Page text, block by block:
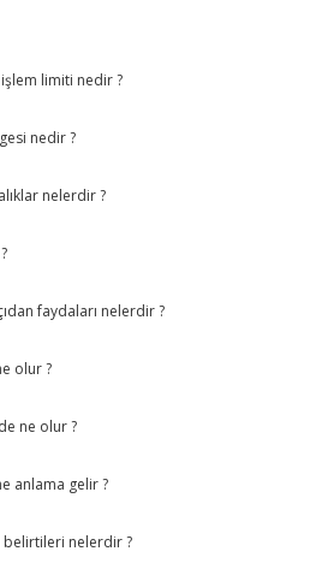
işlem limiti nedir ?
nedir ?
nelerdir ?
faydaları nelerdir ?
olur ?
ne olur ?
anlama gelir ?
belirtileri nelerdir ?